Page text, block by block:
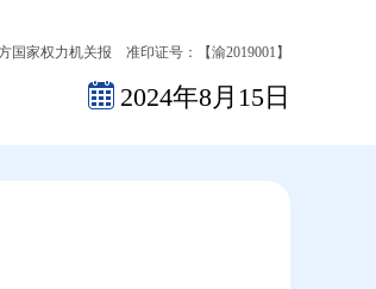
国家权力机关报 准印证号：【渝2019001】
2024年8月15日